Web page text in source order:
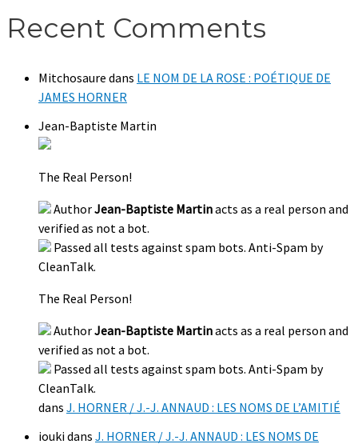
Recent Comments
Mitchosaure dans LE NOM DE LA ROSE : POÉTIQUE DE
JAMES HORNER
Jean-Baptiste Martin
The Real Person!
AuthorJean-Baptiste Martinacts as a real person and
verified as not a bot.
Passed all tests against spam bots. Anti-Spam by
CleanTalk.
The Real Person!
AuthorJean-Baptiste Martinacts as a real person and
verified as not a bot.
Passed all tests against spam bots. Anti-Spam by
CleanTalk.
dans J. HORNER / J.-J. ANNAUD : LES NOMS DE L’AMITIÉ
ioukidans J. HORNER / J.-J. ANNAUD : LES NOMS DE